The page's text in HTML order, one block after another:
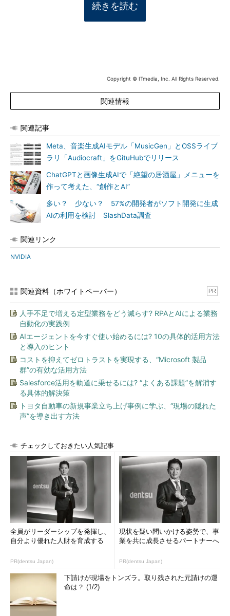
続きを読む
Copyright © ITmedia, Inc. All Rights Reserved.
関連情報
関連記事
Meta、音楽生成AIモデル「MusicGen」とOSSライブ
ラリ「Audiocraft」をGituHubでリリース
ChatGPTと画像生成AIで「絶望の居酒屋」メニューを
作って考えた、“創作とAI”
多い？ 少ない？ 57%の開発者がソフト開発に生成
AIの利用を検討 SlashData調査
関連リンク
NVIDIA
関連資料（ホワイトペーパー） PR
人手不足で増える定型業務をどう減らす? RPAとAIによる業務
自動化の実践例
AIエージェントを今すぐ使い始めるには? 10の具体的活用方法
と導入のヒント
コストを抑えてゼロトラストを実現する、“Microsoft 製品
群”の有効な活用方法
Salesforce活用を軌道に乗せるには? “よくある課題”を解消す
る具体的解決策
トヨタ自動車の新規事業立ち上げ事例に学ぶ、“現場の隠れた
声”を導き出す方法
チェックしておきたい人気記事
全員がリーダーシップを発揮し、
自分より優れた人財を育成する
PR(dentsu Japan)
現状を疑い問いかける姿勢で、事
業を共に成長させるパートナーへ
PR(dentsu Japan)
下請けが現場をトンズラ。取り残された元請けの運
命は？ (1/2)